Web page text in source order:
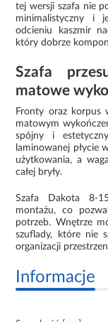
tej wersji szafa nie
minimalistyczny i
odcieniu kaszmir
który dobrze
Szafa
matowe
Fronty oraz korpus
matowym
spójny i
laminowanej płycie
użytkowania, a
całej bryły.
Szafa Dakota 8-
montażu, co
potrzeb. Wnętrze
szuflady, które nie
organizacji
Informacje